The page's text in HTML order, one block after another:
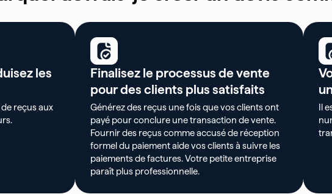
les
reçus aux
Finalisez le processus de vente
pour des clients plus satisfaits
Générez des reçus une fois que vos clients ont
payé pour conclure une transaction de vente.
Fournir des reçus comme accusé de réception
formel du paiement aide vos clients à suivre les
paiements de factures. Votre petite entreprise
paraît plus professionnelle.
Il